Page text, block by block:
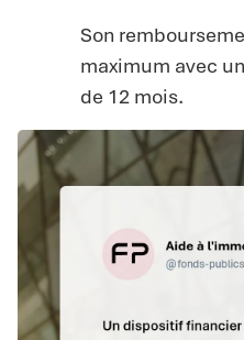
Son
maximum avec
de 12 mois.